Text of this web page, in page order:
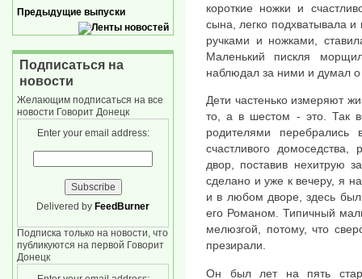
короткие ножки и
сына, легко подхватывала и
ручками и ножками,
Маленький пискля
наблюдал за ними и думал
Дети частенько измеряют
то, а в шестом - это. Так
родителями
счастливого
двор, поставив нехитрую
сделано и уже к вечеру, я
и в любом дворе, здесь
его Романом. Типичный
мелюзгой, потому, что
презирали.
Он был лет на пять
Предыдущие выпуски
Подписаться на
новости
Желающим подписаться на все
новости Говорит Донецк
Enter your email address:
Delivered by FeedBurner
Подписка только на новости, что
публикуются на первой Говорит
Донецк